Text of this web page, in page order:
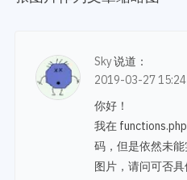
Sky说道：
2019-03-27 15:24
你好！
我在
码，但是依然未
图片，请问可否